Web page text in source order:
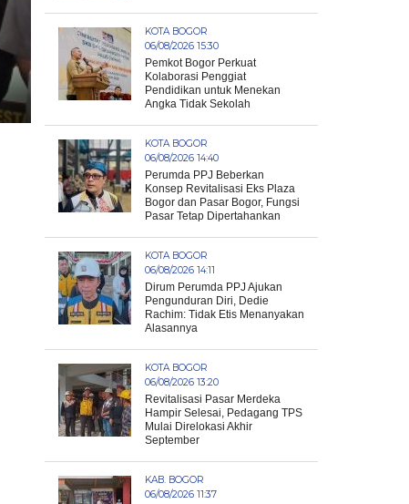
KOTA BOGOR
06/08/2026 15:30
Pemkot Bogor Perkuat
Kolaborasi Penggiat
Pendidikan untuk Menekan
Angka Tidak Sekolah
KOTA BOGOR
06/08/2026 14:40
Perumda PPJ Beberkan
Konsep Revitalisasi Eks Plaza
Bogor dan Pasar Bogor, Fungsi
Pasar Tetap Dipertahankan
KOTA BOGOR
06/08/2026 14:11
Dirum Perumda PPJ Ajukan
Pengunduran Diri, Dedie
Rachim: Tidak Etis Menanyakan
Alasannya
KOTA BOGOR
06/08/2026 13:20
Revitalisasi Pasar Merdeka
Hampir Selesai, Pedagang TPS
Mulai Direlokasi Akhir
September
KAB. BOGOR
06/08/2026 11:37